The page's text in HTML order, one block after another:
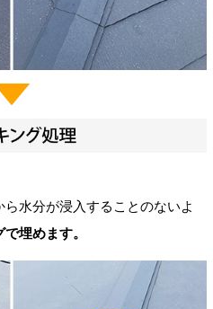
水分が浸入することのないよ
埋めます。